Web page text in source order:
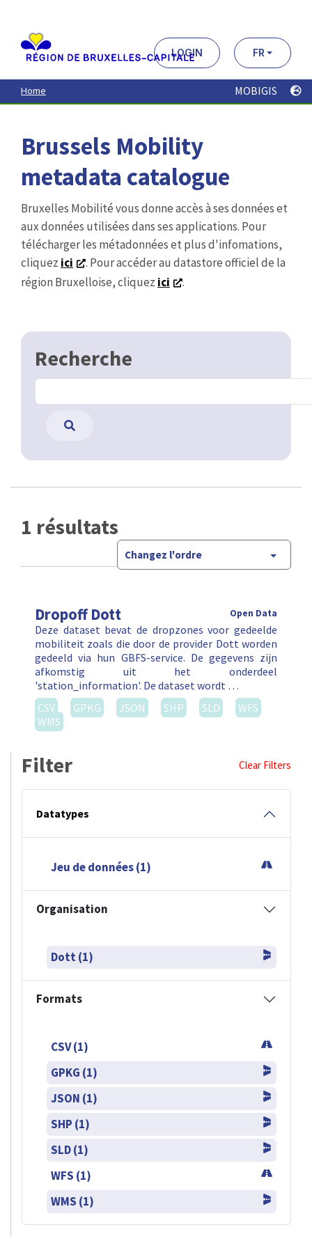
contenu
principal
LOGIN FR
Home MOBIGIS
Brussels Mobility
metadata catalogue
Bruxelles Mobilité vous donne accès à ses données et
aux données utilisées dans ses applications. Pour
télécharger les métadonnées et plus d'infomations,
cliquez ici
. Pour accéder au datastore officiel de la
région Bruxelloise, cliquez ici .
Recherche
1 résultats
Changez l'ordre
Dropoff Dott Open Data
Deze dataset bevat de dropzones voor gedeelde
mobiliteit zoals die door de provider Dott worden
gedeeld via hun GBFS-service. De gegevens zijn
afkomstig uit het onderdeel
'station_information'. De dataset wordt …
CSV
GPKG JSON SHP SLD
WFS
WMS
Filter Clear Filters
Datatypes
Jeu de données (1)
Organisation
Dott (1)
Formats
CSV (1)
GPKG (1)
JSON (1)
SHP (1)
SLD (1)
WFS (1)
WMS (1)